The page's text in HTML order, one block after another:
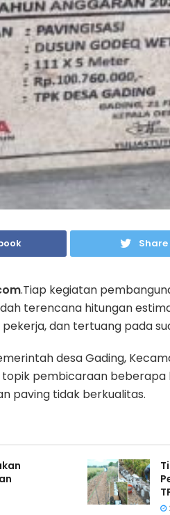
.Tiap kegiatan
terencana hitungan
dan tertuang pada
desa Gading,
topik pembicaraan
paving tidak berkualitas.